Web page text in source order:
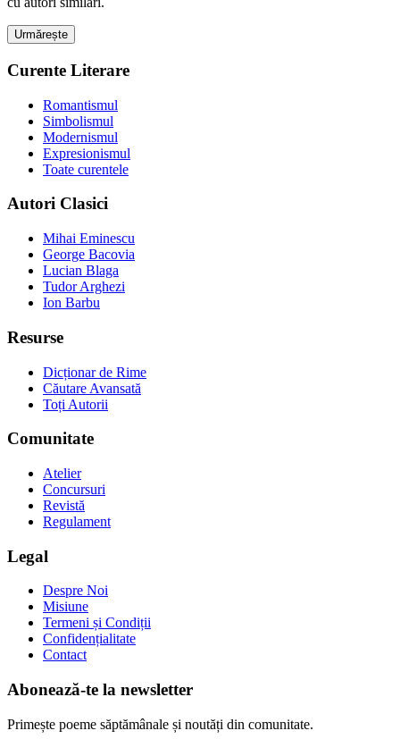
Urmărește
Curente Literare
Romantismul
Simbolismul
Modernismul
Expresionismul
Toate curentele
Autori Clasici
Mihai Eminescu
George Bacovia
Lucian Blaga
Tudor Arghezi
Ion Barbu
Resurse
Dicționar de Rime
Căutare Avansată
Toți Autorii
Comunitate
Atelier
Concursuri
Revistă
Regulament
Legal
Despre Noi
Misiune
Termeni și Condiții
Confidențialitate
Contact
Abonează-te la newsletter
Primește poeme săptămânale și noutăți din comunitate.